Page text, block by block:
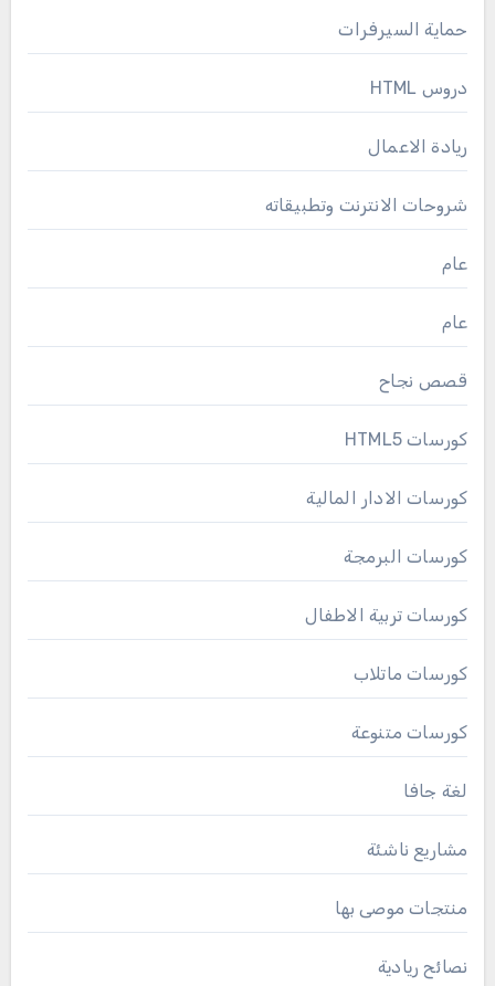
حماية السيرفرات
دروس HTML
ريادة الاعمال
شروحات الانترنت وتطبيقاته
عام
عام
قصص نجاح
كورسات HTML5
كورسات الادار المالية
كورسات البرمجة
كورسات تربية الاطفال
كورسات ماتلاب
كورسات متنوعة
لغة جافا
مشاريع ناشئة
منتجات موصى بها
نصائح ريادية